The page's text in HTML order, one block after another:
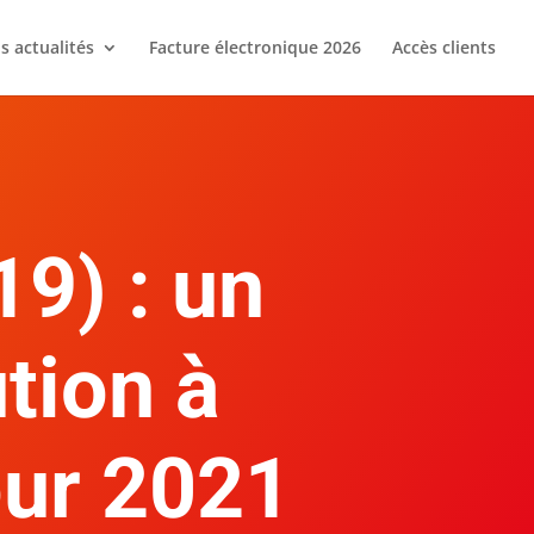
actualités Facture électronique 2026 Accès clients
: un
à
2021